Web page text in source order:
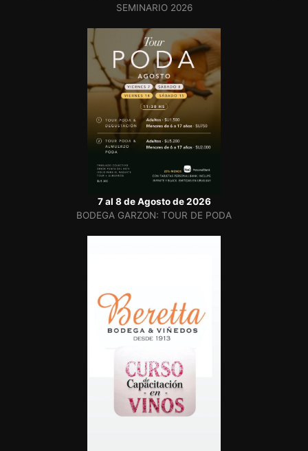
SEMINARIO 2026
7 al 8 de Agosto de 2026
BODEGA GARZON: TOUR DE PODA